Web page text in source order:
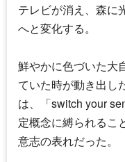
テレビが消え、森に
へと変化する。
鮮やかに色づいた大
ていた時が動き出し
は、「switch your
定概念に縛られるこ
意志の表れだった。